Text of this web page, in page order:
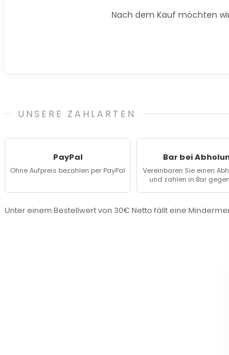
Nach dem Kauf möchten
UNSERE ZAHLARTEN
PayPal
Ohne Aufpreis bezahlen per PayPal
Bar bei
Vereinbaren Sie einen
und zahlen in Bar
Unter einem Bestellwert von 30€ Netto fällt eine